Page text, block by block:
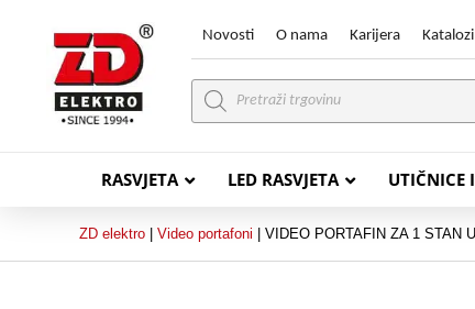
Novosti O nama Karijera Katalozi
Products
search
RASVJETA LED RASVJETA UTIČNICE
ZD elektro Video portafoni VIDEO PORTAFIN ZA 1 STAN